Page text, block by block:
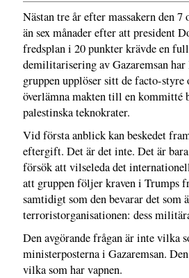
Nästan tre år efter massakern den
än sex månader efter att president
fredsplan i 20 punkter krävde en
demilitarisering av Gazaremsan
gruppen upplöser sitt de facto-styre
överlämna makten till en kommitté
palestinska teknokrater.
Vid första anblick kan beskedet
eftergift. Det är det inte. Det är bara
försök att vilseleda det
att gruppen följer kraven i Trumps
samtidigt som den bevarar det som
terroristorganisationen: dess
Den avgörande frågan är inte vilka
ministerposterna i Gazaremsan.
vilka som har vapnen.